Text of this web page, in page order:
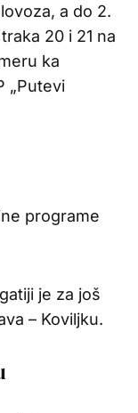
a do 2.
20 i 21 na
ka
„Putevi
programe
je za još
– Koviljku.